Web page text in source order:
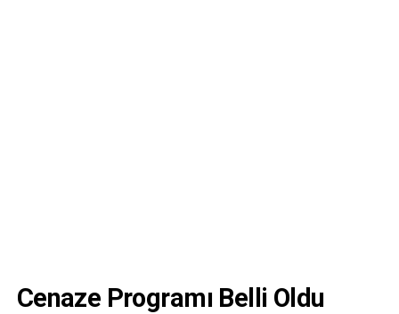
Cenaze Programı Belli Oldu